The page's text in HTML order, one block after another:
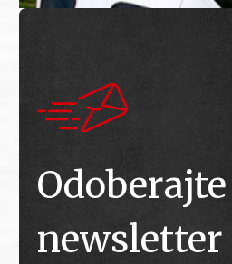
Odoberajte
newsletter